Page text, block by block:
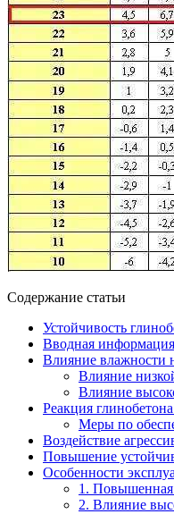
Содержание статьи
Устойчивость
Вводная
Влияние влажности
Влияние
Влияние
Реакция
Меры по
Воздействие
Повышение
Особенности
1. Повышенная
2. Влияние